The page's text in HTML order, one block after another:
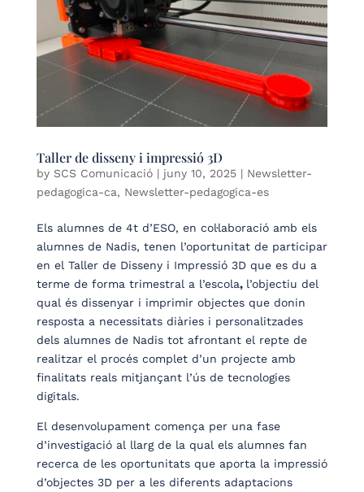
Taller de disseny i impressió 3D
by SCS Comunicació| juny 10, 2025| Newsletter-
pedagogica-ca, Newsletter-pedagogica-es
Els alumnes de 4t d’ESO, en col·laboració amb els
alumnes de Nadis, tenen l’oportunitat de participar
en el Taller de Disseny i Impressió 3D que es du a
terme de forma trimestral a l’escola, l’objectiu del
qual és dissenyar i imprimir objectes que donin
resposta a necessitats diàries i personalitzades
dels alumnes de Nadis tot afrontant el repte de
realitzar el procés complet d’un projecte amb
finalitats reals mitjançant l’ús de tecnologies
digitals.
El desenvolupament comença per una fase
d’investigació al llarg de la qual els alumnes fan
recerca de les oportunitats que aporta la impressió
d’objectes 3D per a les diferents adaptacions